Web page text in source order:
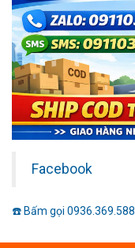
Facebook
☎️ Bấm gọi 0936.369.588